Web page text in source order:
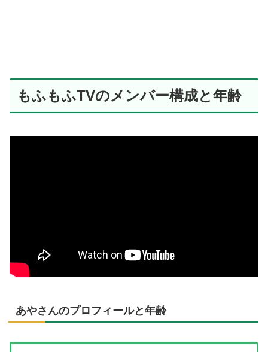
もふもふTVのメンバー構成と年齢
あやさんのプロフィールと年齢